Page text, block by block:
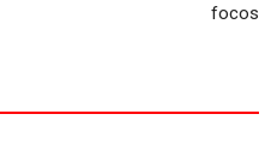
focos